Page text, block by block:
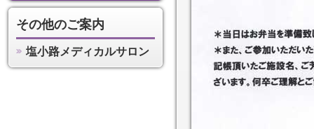
その他のご案内
塩小路メディカルサロン